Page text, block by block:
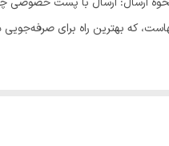
که بهترین راه برای